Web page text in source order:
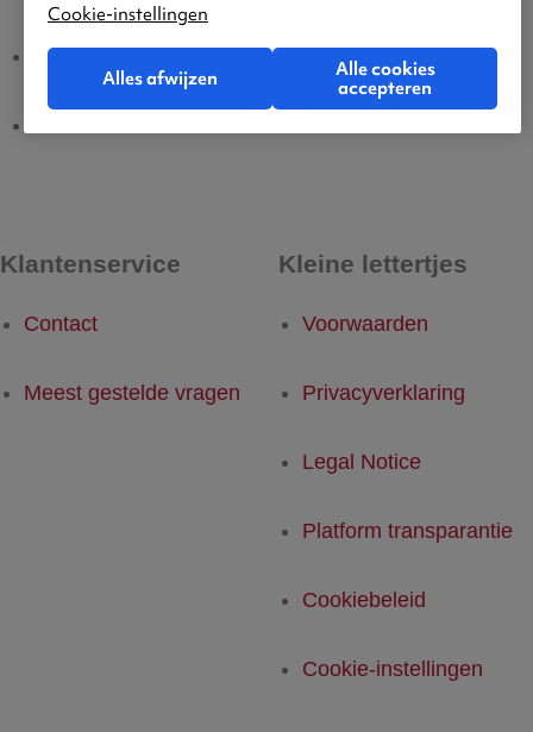
Luik - Dusseldorf Dusseldorf - Luik
Klantenservice
Contact
Meest gestelde vragen
Kleine lettertjes
Voorwaarden
Privacyverklaring
Legal Notice
Platform transparantie
Cookiebeleid
Cookie-instellingen
Cookie-instellingen
Alles afwijzen
Alle cookies
accepteren